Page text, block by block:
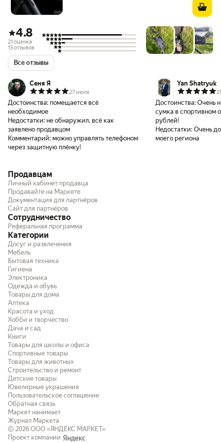
4.8
21 оценка
13 отзывов
Все отзывы
Сеня Я
27 июля
Достоинства: помещается всё
необходимое
Недостатки: не обнаружил, всё как
заявлено продавцом
Комментарий: можно управлять телефоном
через защитную плёнку!
Yan Shatryuk
Достоинства: Очень
сумка в спортивном
рублей!
Недостатки: Очень
моего региона
Продавцам
Личный кабинет продавца
Продавайте на Маркете
Документация для партнёров
Сайт для партнёров
Сотрудничество
Реферальная программа
Категории
Досуг и развлечения
Мебель
Бытовая техника
Гигиена
Электроника
Одежда и обувь
Товары для дома
Аптека
Красота и уход
Хобби и творчество
Дача и сад
Книги
Товары для школы и офиса
Спортивные товары
Товары для животных
Строительство и ремонт
Детские товары
Ювелирные украшения
Пользовательское соглашение
Обратная связь
Маркет нанимает
Журнал Маркета
© 2026 ООО «ЯНДЕКС МАРКЕТ»
Проект компании